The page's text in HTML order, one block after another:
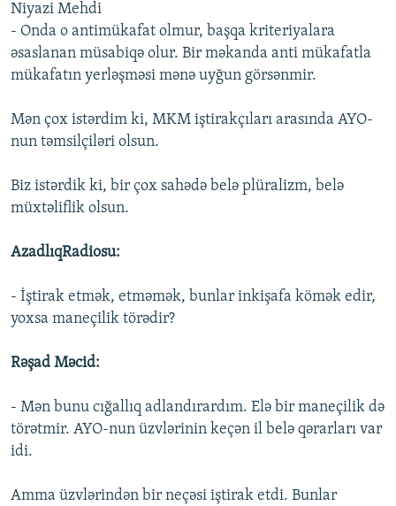
Niyazi Mehdi
- Onda o antimükafat olmur, başqa kriteriyalara
əsaslanan müsabiqə olur. Bir məkanda anti mükafatla
mükafatın yerləşməsi mənə uyğun görsənmir.
Mən çox istərdim ki, MKM iştirakçıları arasında AYO-
nun təmsilçiləri olsun.
Biz istərdik ki, bir çox sahədə belə plüralizm, belə
müxtəliflik olsun.
AzadlıqRadiosu:
- İştirak etmək, etməmək, bunlar inkişafa kömək edir,
yoxsa maneçilik törədir?
Rəşad Məcid:
- Mən bunu cığallıq adlandırardım. Elə bir maneçilik də
törətmir. AYO-nun üzvlərinin keçən il belə qərarları var
idi.
Amma üzvlərindən bir neçəsi iştirak etdi. Bunlar